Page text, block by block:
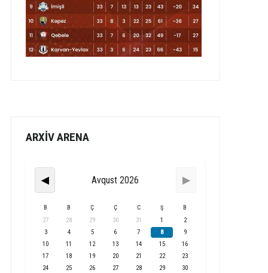
ARXİV ARENA
◀ Avqust 2026 ▶
B B Ç Ç C Ş B
27 28 29 30 31 1
2
3
4 5 6 7 8
9
10
11 12 13 14 15
16
17
18 19 20 21 22
23
24
25 26 27 28 29
30